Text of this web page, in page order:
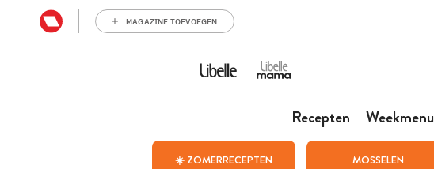
MAGAZINE TOEVOEGEN
Recepten Weekmenu
☀️ ZOMERRECEPTEN MOSSELEN